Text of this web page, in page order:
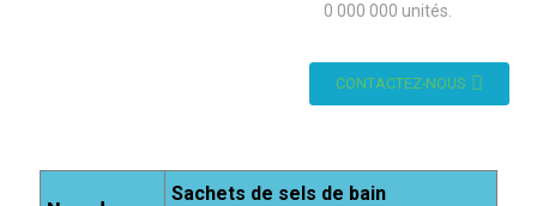
0 000 000 unités.
CONTACTEZ-NOUS
Sachets de sels de bain